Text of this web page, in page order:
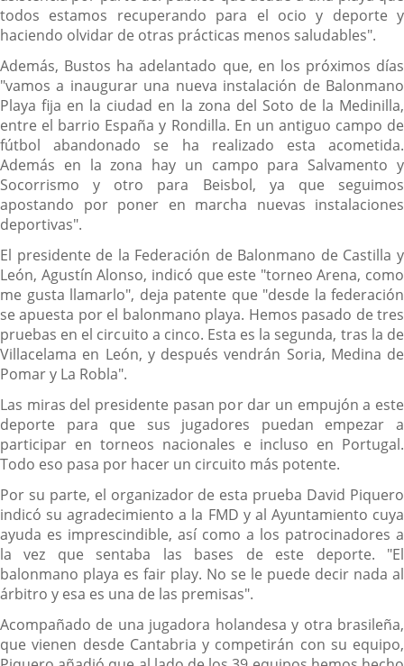
todos estamos recuperando para el ocio y deporte y
haciendo olvidar de otras prácticas menos saludables".
Además, Bustos ha adelantado que, en los próximos días
"vamos a inaugurar una nueva instalación de Balonmano
Playa fija en la ciudad en la zona del Soto de la Medinilla,
entre el barrio España y Rondilla. En un antiguo campo de
fútbol abandonado se ha realizado esta acometida.
Además en la zona hay un campo para Salvamento y
Socorrismo y otro para Beisbol, ya que seguimos
apostando por poner en marcha nuevas instalaciones
deportivas".
El presidente de la Federación de Balonmano de Castilla y
León, Agustín Alonso, indicó que este "torneo Arena, como
me gusta llamarlo", deja patente que "desde la federación
se apuesta por el balonmano playa. Hemos pasado de tres
pruebas en el circuito a cinco. Esta es la segunda, tras la de
Villacelama en León, y después vendrán Soria, Medina de
Pomar y La Robla".
Las miras del presidente pasan por dar un empujón a este
deporte para que sus jugadores puedan empezar a
participar en torneos nacionales e incluso en Portugal.
Todo eso pasa por hacer un circuito más potente.
Por su parte, el organizador de esta prueba David Piquero
indicó su agradecimiento a la FMD y al Ayuntamiento cuya
ayuda es imprescindible, así como a los patrocinadores a
la vez que sentaba las bases de este deporte. "El
balonmano playa es fair play. No se le puede decir nada al
árbitro y esa es una de las premisas".
Acompañado de una jugadora holandesa y otra brasileña,
que vienen desde Cantabria y competirán con su equipo,